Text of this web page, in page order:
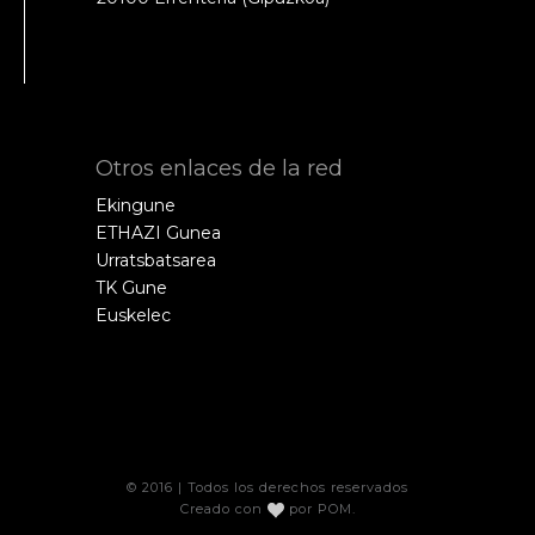
Otros enlaces de la red
Ekingune
ETHAZI Gunea
Urratsbatsarea
TK Gune
Euskelec
© 2016 | Todos los derechos reservados
Creado con
por POM .